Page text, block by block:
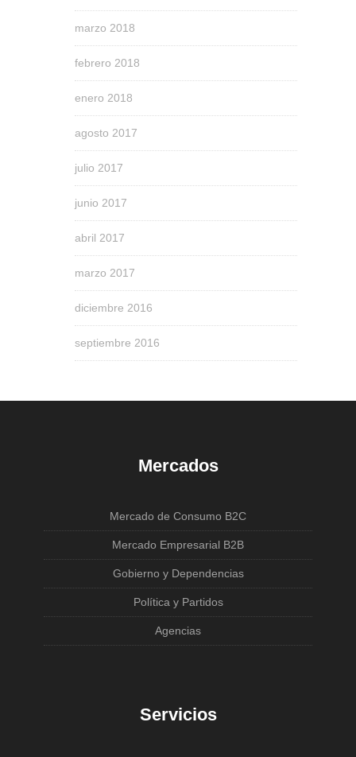
marzo 2018
febrero 2018
enero 2018
agosto 2017
julio 2017
junio 2017
abril 2017
marzo 2017
diciembre 2016
septiembre 2016
Mercados
Mercado de Consumo B2C
Mercado Empresarial B2B
Gobierno y Dependencias
Política y Partidos
Agencias
Servicios